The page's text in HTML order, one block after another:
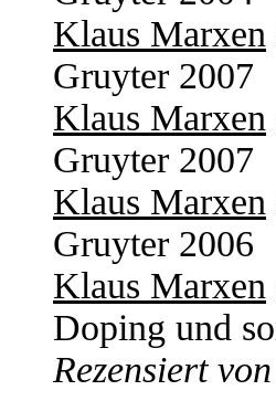
Klaus Marxen
Gruyter 2007
Klaus Marxen
Gruyter 2007
Klaus Marxen
Gruyter 2006
Klaus Marxen
Doping und
Rezensiert